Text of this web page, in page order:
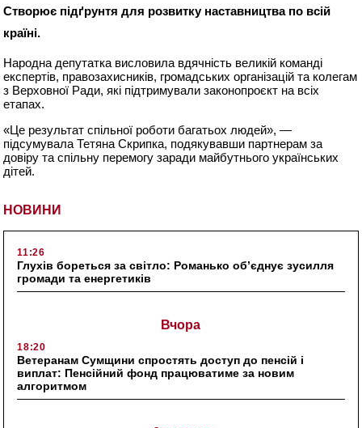
НОВИНИ
11:26
Глухів бореться за світло: Романько об’єднує зусилля
громади та енергетиків
Вчора
18:20
Ветеранам Сумщини спростять доступ до пенсій і
виплат: Пенсійний фонд працюватиме за новим
алгоритмом
Створює підґрунтя для розвитку наставництва по всій
країні.
Народна депутатка висловила вдячність великій команді
експертів, правозахисників, громадських організацій та колегам
з Верховної Ради, які підтримували законопроєкт на всіх
етапах.
«Це результат спільної роботи багатьох людей», —
підсумувала Тетяна Скрипка, подякувавши партнерам за
довіру та спільну перемогу заради майбутнього українських
дітей.